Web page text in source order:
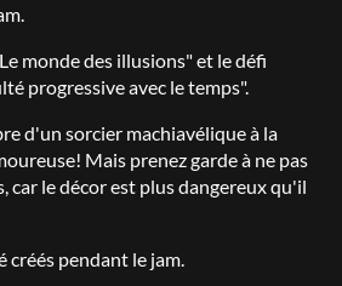
monde des illusions" et le défi
progressive avec le temps".
d'un sorcier machiavélique à la
Mais prenez garde à ne pas
car le décor est plus dangereux qu'il
créés pendant le jam.